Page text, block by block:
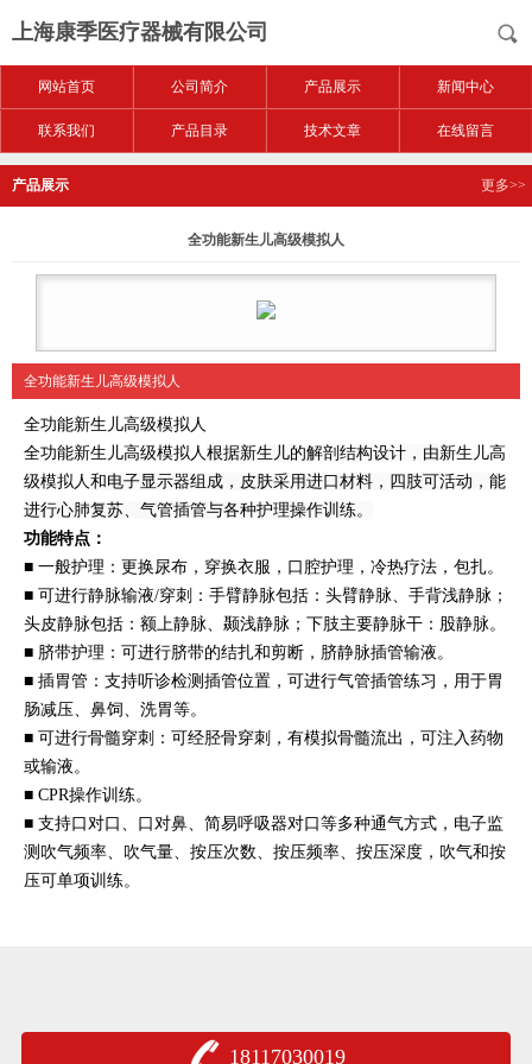
上海康季医疗器械有限公司
网站首页 公司简介 产品展示 新闻中心
联系我们 产品目录 技术文章 在线留言
产品展示 更多>>
全功能新生儿高级模拟人
全功能新生儿高级模拟人
全功能新生儿高级模拟人
全功能新生儿高级模拟人 根据新生儿的解剖结构设计，由新生儿高
级模拟人 和电子显示器组成，皮肤采用进口材料，四肢可活动，能
进行心肺复苏、气管插管与各种护理操作训练。
功能特点：
■ 一般护理：更换尿布，穿换衣服，口腔护理，冷热疗法，包扎。
■ 可进行静脉输液/穿刺：手臂静脉包括：头臂静脉、手背浅静脉；
头皮静脉包括：额上静脉、颞浅静脉；下肢主要静脉干：股静脉。
■ 脐带护理：可进行脐带的结扎和剪断，脐静脉插管输液。
■ 插胃管：支持听诊检测插管位置，可进行气管插管练习，用于胃
肠减压、鼻饲、洗胃等。
■ 可进行骨髓穿刺：可经胫骨穿刺，有模拟骨髓流出，可注入药物
或输液。
■ CPR操作训练。
■ 支持口对口、口对鼻、简易呼吸器对口等多种通气方式，电子监
测吹气频率、吹气量、按压次数、按压频率、按压深度，吹气和按
压可单项训练。
18117030019